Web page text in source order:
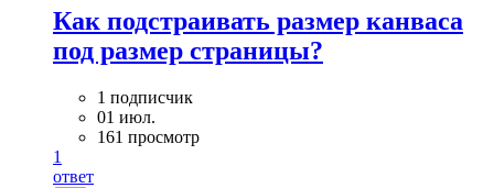
Как подстраивать размер канваса
под размер страницы?
1 подписчик
01 июл.
161 просмотр
1
ответ